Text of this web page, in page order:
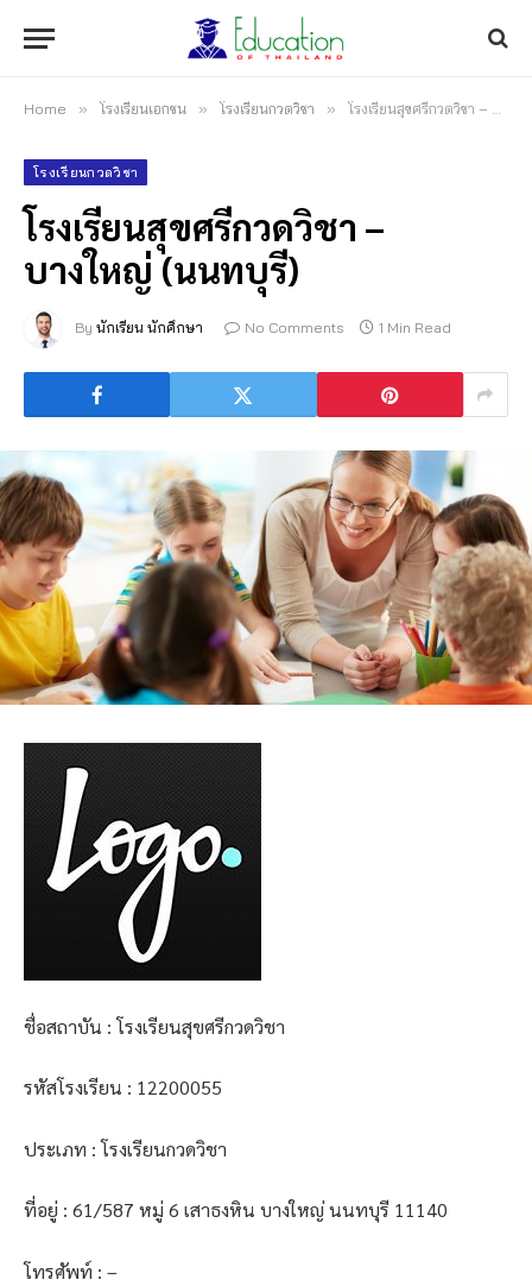
Home » โรงเรียนเอกชน » โรงเรียนกวดวิชา » โรงเรียนสุขศรีกวดวิชา – บางใหญ่ (นนทบุรี)
โรงเรียนกวดวิชา
โรงเรียนสุขศรีกวดวิชา –
บางใหญ่ (นนทบุรี)
By นักเรียน นักศึกษา No Comments 1 Min Read
ชื่อสถาบัน : โรงเรียนสุขศรีกวดวิชา
รหัสโรงเรียน : 12200055
ประเภท : โรงเรียนกวดวิชา
ที่อยู่ : 61/587 หมู่ 6 เสาธงหิน บางใหญ่ นนทบุรี 11140
โทรศัพท์ : –